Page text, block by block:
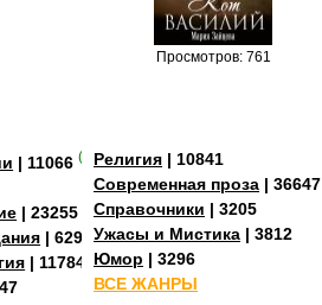
Просмотров: 761
| 11066 (+3)
| 23255
| 629
| 11784
Религия | 10841
Современная проза | 36647
Справочники | 3205
Ужасы и Мистика | 3812
Юмор | 3296
ВСЕ ЖАНРЫ